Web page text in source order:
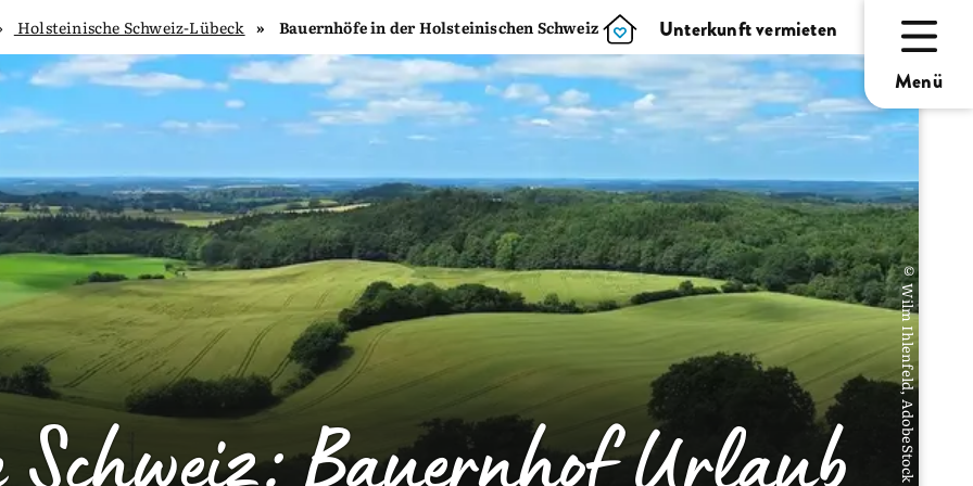
Bauernhöfe in der Holsteinischen Schweiz
Holsteinische Schweiz-Lübeck
Unterkunft vermieten
Menü
© Wilm Ihlenfeld, AdobeStock